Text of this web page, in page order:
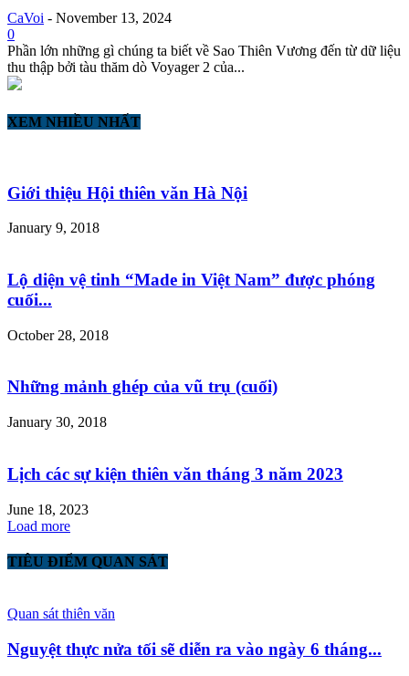
CaVoi - November 13, 2024
0
Phần lớn những gì chúng ta biết về Sao Thiên Vương đến từ dữ liệu
thu thập bởi tàu thăm dò Voyager 2 của...
XEM NHIỀU NHẤT
Giới thiệu Hội thiên văn Hà Nội
January 9, 2018
Lộ diện vệ tinh “Made in Việt Nam” được phóng
cuối...
October 28, 2018
Những mảnh ghép của vũ trụ (cuối)
January 30, 2018
Lịch các sự kiện thiên văn tháng 3 năm 2023
June 18, 2023
Load more
TIÊU ĐIỂM QUAN SÁT
Quan sát thiên văn
Nguyệt thực nửa tối sẽ diễn ra vào ngày 6 tháng...